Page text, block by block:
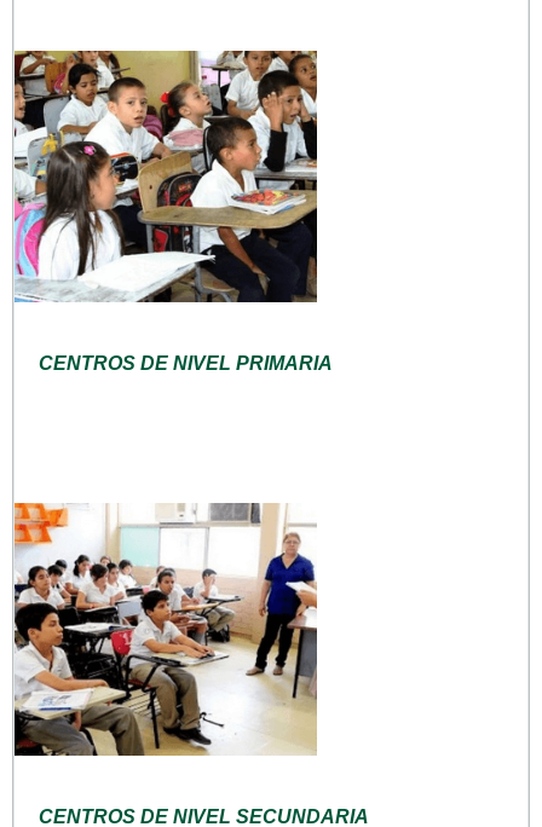
CENTROS DE NIVEL PRIMARIA
CENTROS DE NIVEL SECUNDARIA